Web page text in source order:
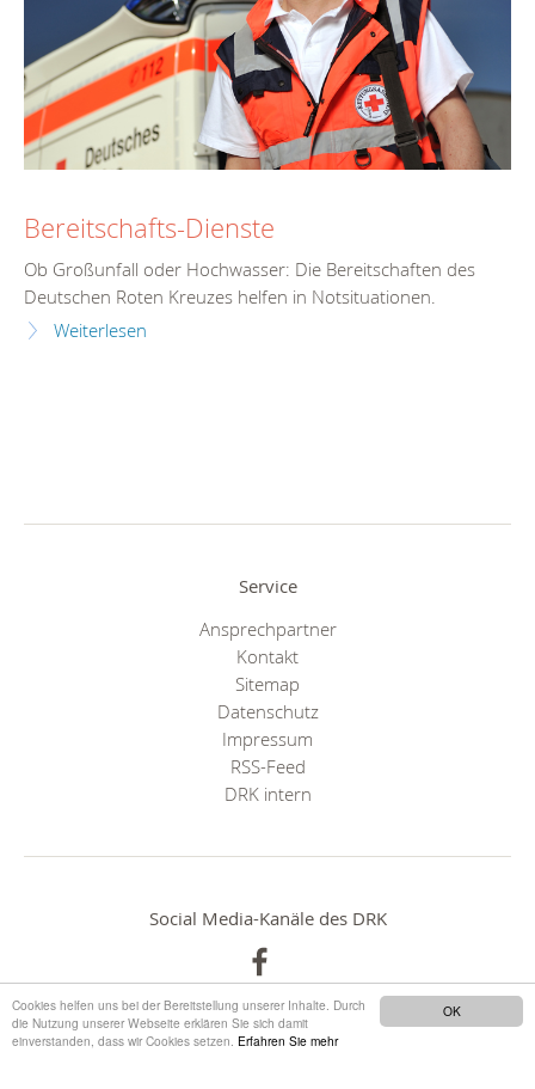
OK
Cookies helfen uns bei der Bereitstellung unserer Inhalte. Durch
die Nutzung unserer Webseite erklären Sie sich damit
einverstanden, dass wir Cookies setzen. Erfahren Sie mehr
Bereitschafts-Dienste
Ob Großunfall oder Hochwasser: Die Bereitschaften des
Deutschen Roten Kreuzes helfen in Notsituationen.
Weiterlesen
Service
Ansprechpartner
Kontakt
Sitemap
Datenschutz
Impressum
RSS-Feed
DRK intern
Social Media-Kanäle des DRK